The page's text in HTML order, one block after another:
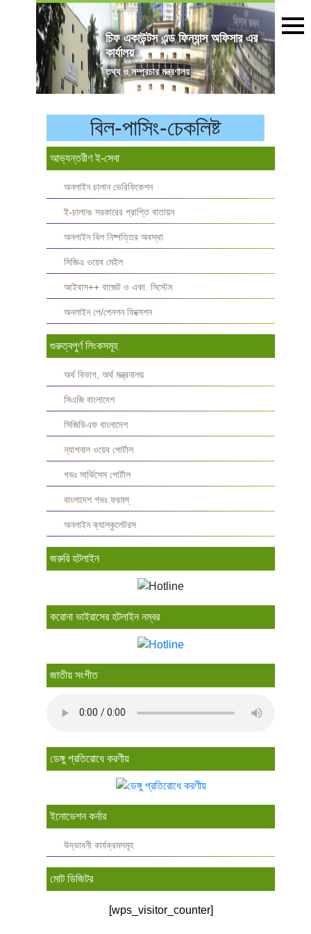
চিফ একাউন্টস এন্ড ফিন্যান্স অফিসার এর
কার্যালয়
তথ্য ও সম্প্রচার মন্ত্রণালয়
বিল-পাসিং-চেকলিষ্ট
আভ্যন্তরীণ ই-সেবা
অনলাইন চালান ভেরিফিকেশন
ই-চালানঃ সরকারের প্রাপ্তি বাতায়ন
অনলাইন বিল নিষ্পত্তির অবস্থা
সিজিএ ওয়েব মেইল
আইবাস++ বাজেট ও একা. সিস্টেম
অনলাইন পে/পেনশন ফিক্সেশন
গুরুত্বপুর্ণ লিংকসমূহ
অর্থ বিভাগ, অর্থ মন্ত্রনালয়
সিএজি বাংলাদেশ
সিজিডিএফ বাংলাদেশ
ন্যাশনাল ওয়েব পোর্টাল
গভঃ সার্ভিসেস পোর্টাল
বাংলাদেশ গভঃ ফরমস্‌
অনলাইন ক্যালকুলেটরস
জরুরি হটলাইন
করোনা ভাইরাসের হটলাইন নম্বর
জাতীয় সংগীত
ডেঙ্গু প্রতিরোধে করণীয়
ইনোভেশন কর্নার
উদ্ভাবনী কার্যক্রমসমূহ
মোট ভিজিটর
[wps_visitor_counter]